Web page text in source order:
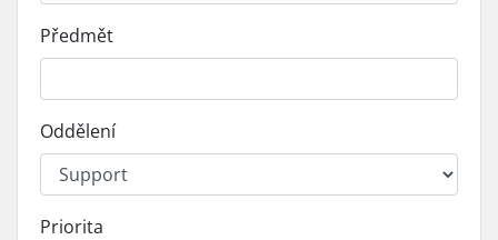
Předmět
Oddělení
Priorita